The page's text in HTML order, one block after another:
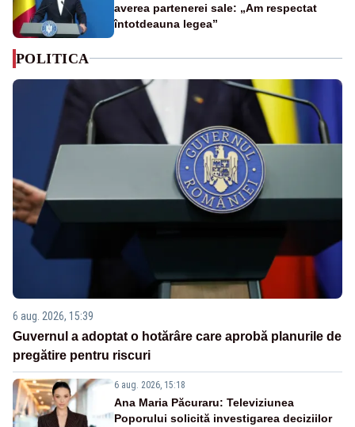
averea partenerei sale: „Am respectat
întotdeauna legea”
POLITICA
6 aug. 2026, 15:39
Guvernul a adoptat o hotărâre care aprobă planurile de
pregătire pentru riscuri
6 aug. 2026, 15:18
Ana Maria Păcuraru: Televiziunea
Poporului solicită investigarea deciziilor